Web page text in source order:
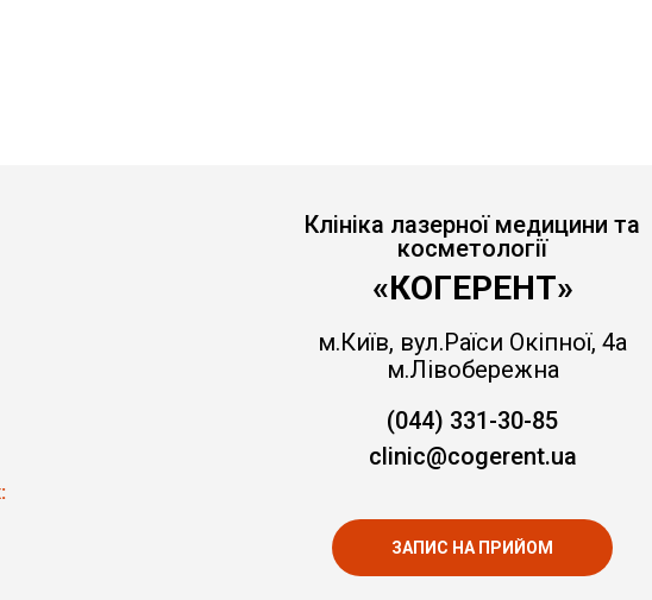
Клініка лазерної медицини та
косметології
«КОГЕРЕНТ»
м.Київ, вул.Раїси Окіпної, 4а
м.Лівобережна
(044) 331-30-85
clinic@cogerent.ua
ЗАПИС НА ПРИЙОМ